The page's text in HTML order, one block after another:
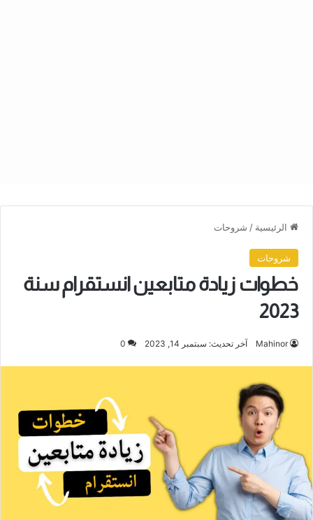
الرئيسية / شروحات
شروحات
خطوات زيادة متابعين انستقرام سنة
2023
Mahinor آخر تحديث: سبتمبر 14, 2023 0